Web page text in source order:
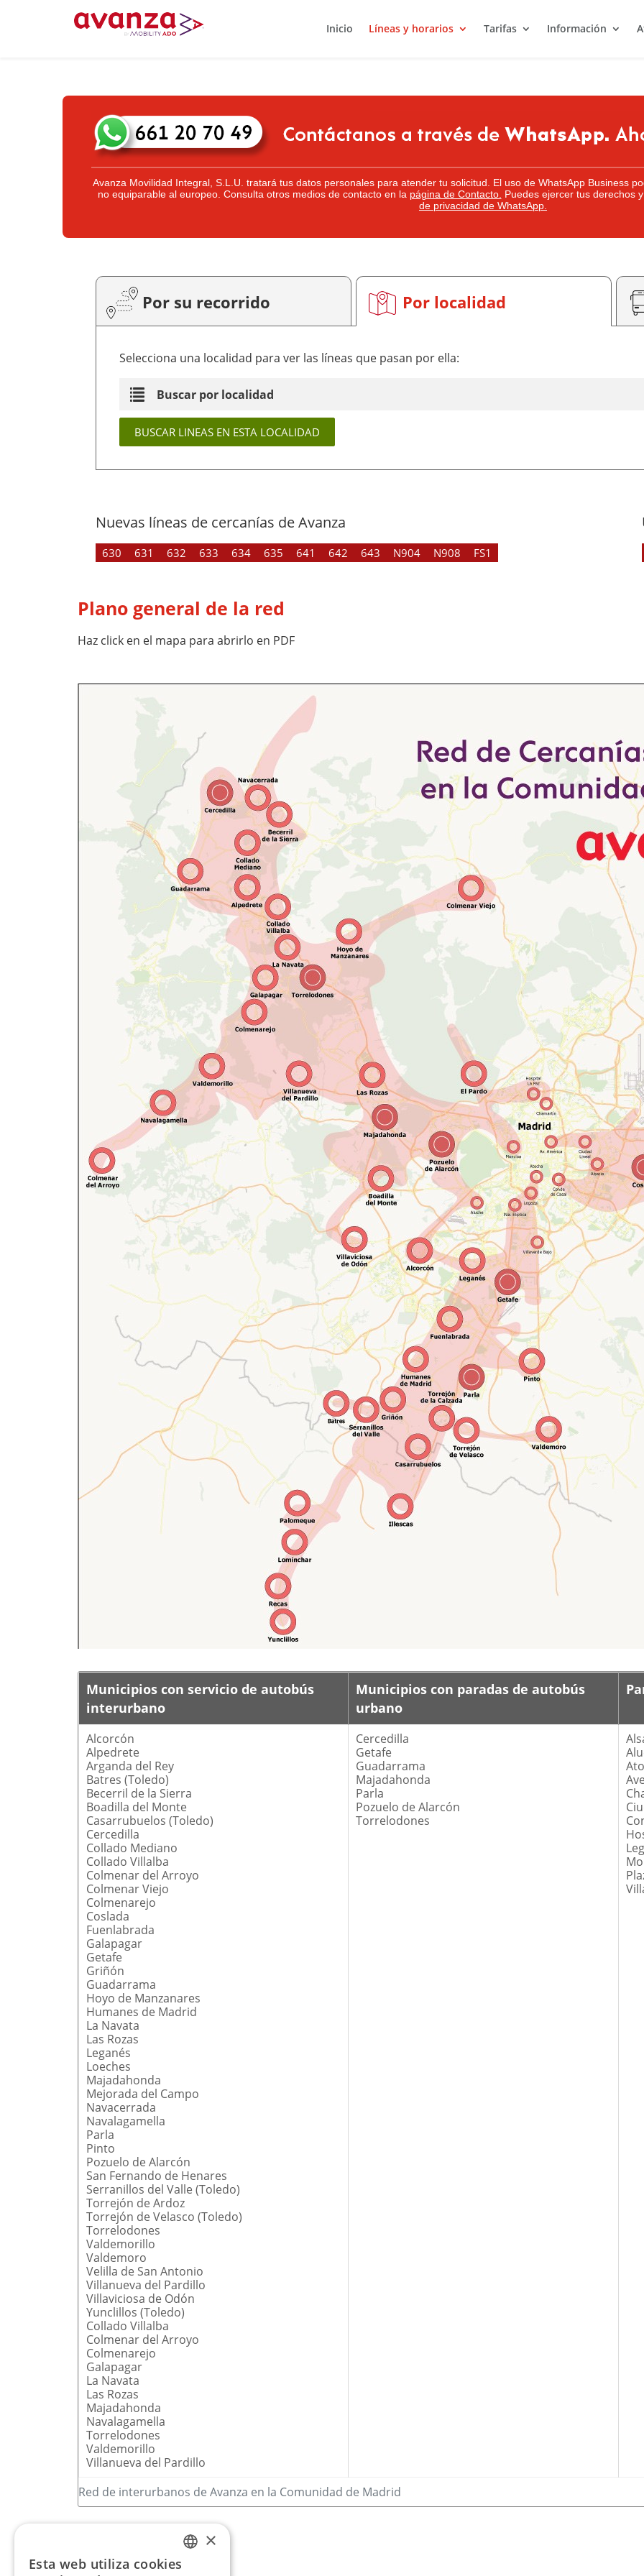
Inicio Líneas y horarios Tarifas Información
Avanza Movilidad Integral, S.L.U. tratará tus datos personales para atender tu solicitud. El uso de WhatsApp Business
no equiparable al europeo. Consulta otros medios de contacto en la página de Contacto. Puedes ejercer tus derechos
de privacidad de WhatsApp.
Por su recorrido Por localidad
Selecciona una localidad para ver las líneas que pasan por ella:
Nuevas líneas de cercanías de Avanza
630 631 632 633 634 635 641 642 643 N904 N908 FS1
Plano general de la red
Haz click en el mapa para abrirlo en PDF
Red de interurbanos de Avanza en la Comunidad de Madrid
Municipios con servicio de autobús
interurbano
Municipios con paradas de autobús
urbano
Alcorcón
Alpedrete
Arganda del Rey
Batres (Toledo)
Becerril de la Sierra
Boadilla del Monte
Casarrubuelos (Toledo)
Cercedilla
Collado Mediano
Collado Villalba
Colmenar del Arroyo
Colmenar Viejo
Colmenarejo
Coslada
Fuenlabrada
Galapagar
Getafe
Griñón
Guadarrama
Hoyo de Manzanares
Humanes de Madrid
La Navata
Las Rozas
Leganés
Loeches
Majadahonda
Mejorada del Campo
Navacerrada
Navalagamella
Parla
Pinto
Pozuelo de Alarcón
San Fernando de Henares
Serranillos del Valle (Toledo)
Torrejón de Ardoz
Torrejón de Velasco (Toledo)
Torrelodones
Valdemorillo
Valdemoro
Velilla de San Antonio
Villanueva del Pardillo
Villaviciosa de Odón
Yunclillos (Toledo)
Collado Villalba
Colmenar del Arroyo
Colmenarejo
Galapagar
La Navata
Las Rozas
Majadahonda
Navalagamella
Torrelodones
Valdemorillo
Villanueva del Pardillo
Cercedilla
Getafe
Guadarrama
Majadahonda
Parla
Pozuelo de Alarcón
Torrelodones
×
Esta web utiliza cookies